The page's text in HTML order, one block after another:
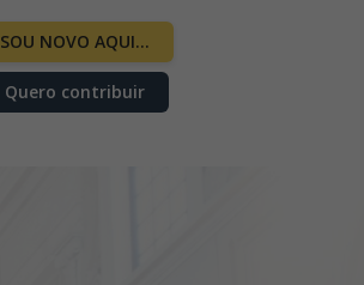
SOU NOVO AQUI…
Quero contribuir